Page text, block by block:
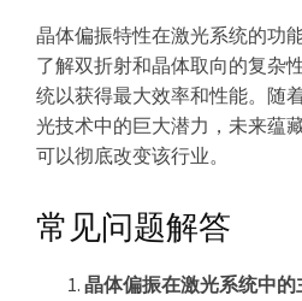
晶体偏振特性在激光系统的功
了解双折射和晶体取向的复杂
统以获得最大效率和性能。随
光技术中的巨大潜力，未来蕴
可以彻底改变该行业。
常见问题解答
晶体偏振在激光系统中的